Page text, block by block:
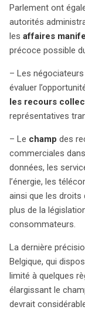
Parlement ont
autorités
les affaires
précoce possible
– Les
évaluer
les recours
représentatives
– Le champ des
commerciales
données, les
l’énergie, les
ainsi que les droits
plus de la
consommateurs.
La dernière
Belgique, qui
limité à quelques
élargissant le
devrait